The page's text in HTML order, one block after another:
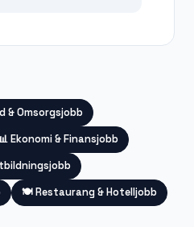
& Omsorgsjobb
Ekonomi & Finansjobb
🍽️Restaurang & Hotelljobb